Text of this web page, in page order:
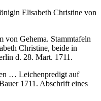
Elisabeth Christine von
von Gehema. Stammtafeln
Christine, beide in
d. 28. Mart. 1711.
… Leichenpredigt auf
1711. Abschrift eines